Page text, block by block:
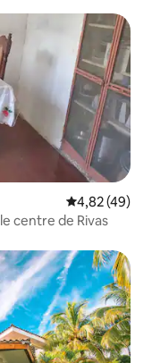
Évaluation
4,82 (49)
centre de Rivas